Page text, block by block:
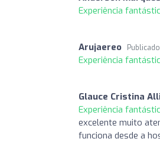
Experiência
Arujaereo
Experiência
Glauce Cristina
Experiência
excelente muito
funciona desde a